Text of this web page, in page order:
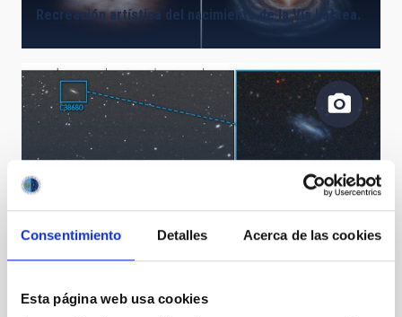
Consentimiento Detalles Acerca de las cookies
Esta página web usa cookies
Recreación artística del nacimiento de la Vía Láctea.
the CAVITY project